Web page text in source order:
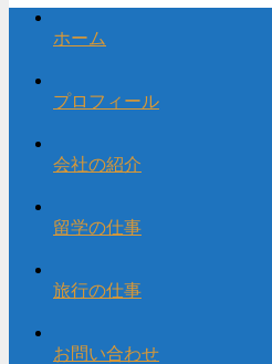
ホーム
プロフィール
会社の紹介
留学の仕事
旅行の仕事
お問い合わせ